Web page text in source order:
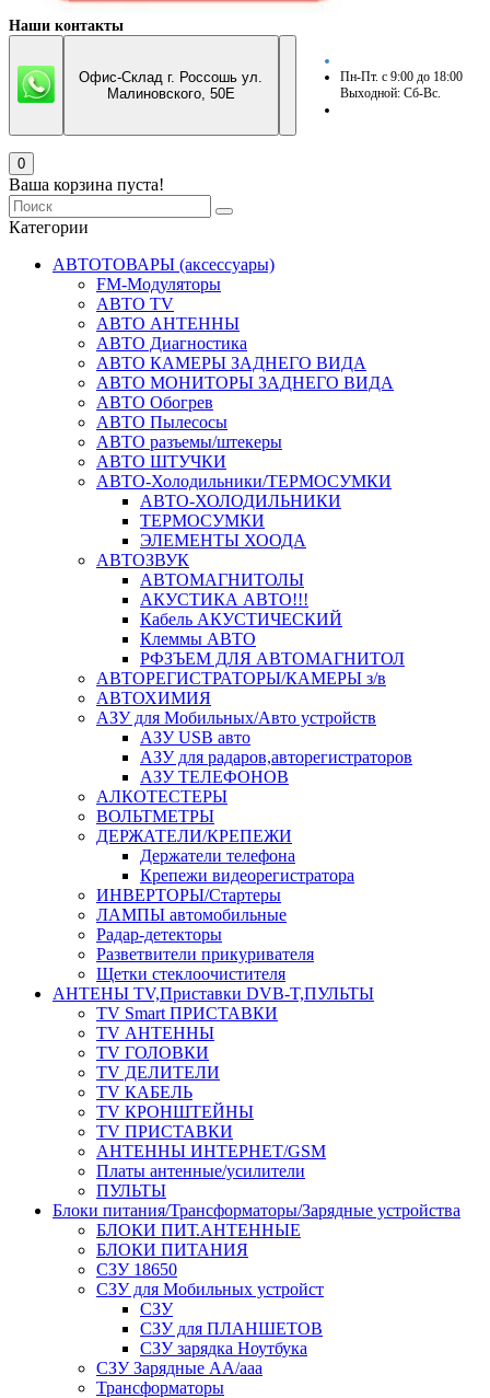
Наши контакты
Офис-Склад г. Россошь ул.
Малиновского, 50Е
Пн-Пт. с 9:00 до 18:00
Выходной: Сб-Вс.
0
Ваша корзина пуста!
Категории
АВТОТОВАРЫ (аксессуары)
FM-Модуляторы
АВТО TV
АВТО АНТЕННЫ
АВТО Диагностика
АВТО КАМЕРЫ ЗАДНЕГО ВИДА
АВТО МОНИТОРЫ ЗАДНЕГО ВИДА
АВТО Обогрев
АВТО Пылесосы
АВТО разъемы/штекеры
АВТО ШТУЧКИ
АВТО-Холодильники/ТЕРМОСУМКИ
АВТО-ХОЛОДИЛЬНИКИ
ТЕРМОСУМКИ
ЭЛЕМЕНТЫ ХООДА
АВТОЗВУК
АВТОМАГНИТОЛЫ
АКУСТИКА АВТО!!!
Кабель АКУСТИЧЕСКИЙ
Клеммы АВТО
РФЗЪЕМ ДЛЯ АВТОМАГНИТОЛ
АВТОРЕГИСТРАТОРЫ/КАМЕРЫ з/в
АВТОХИМИЯ
АЗУ для Мобильных/Авто устройств
АЗУ USB авто
АЗУ для радаров,авторегистраторов
АЗУ ТЕЛЕФОНОВ
АЛКОТЕСТЕРЫ
ВОЛЬТМЕТРЫ
ДЕРЖАТЕЛИ/КРЕПЕЖИ
Держатели телефона
Крепежи видеорегистратора
ИНВЕРТОРЫ/Стартеры
ЛАМПЫ автомобильные
Радар-детекторы
Разветвители прикуривателя
Щетки стеклоочистителя
АНТЕНЫ ТV,Приставки DVB-T,ПУЛЬТЫ
TV Smart ПРИСТАВКИ
TV АНТЕННЫ
TV ГОЛОВКИ
TV ДЕЛИТЕЛИ
TV КАБЕЛЬ
TV КРОНШТЕЙНЫ
TV ПРИСТАВКИ
АНТЕННЫ ИНТЕРНЕТ/GSM
Платы антенные/усилители
ПУЛЬТЫ
Блоки питания/Трансформаторы/Зарядные устройства
БЛОКИ ПИТ.АНТЕННЫЕ
БЛОКИ ПИТАНИЯ
СЗУ 18650
СЗУ для Мобильных устройст
СЗУ
СЗУ для ПЛАНШЕТОВ
СЗУ зарядка Ноутбука
СЗУ Зарядные АА/ааа
Трансформаторы